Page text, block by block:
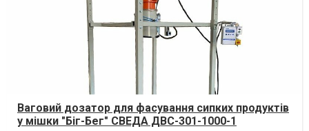
Ваговий дозатор для фасування сипких продуктів
у мішки "Біг-Бег" СВЕДА ДВС-301-1000-1